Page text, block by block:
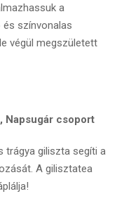
a
és színvonalas
végül megszületett
Napsugár csoport
trágya giliszta segíti a
A gilisztatea